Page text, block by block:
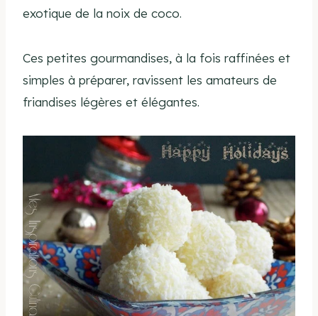
exotique de la noix de coco.
Ces petites gourmandises, à la fois raffinées et
simples à préparer, ravissent les amateurs de
friandises légères et élégantes.